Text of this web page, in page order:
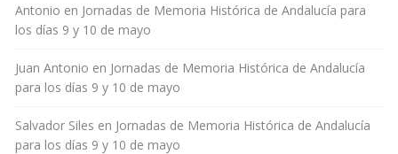
Antonio en Jornadas de Memoria Histórica de Andalucía para
los días 9 y 10 de mayo
Juan Antonio en Jornadas de Memoria Histórica de Andalucía
para los días 9 y 10 de mayo
Salvador Siles en Jornadas de Memoria Histórica de Andalucía
para los días 9 y 10 de mayo